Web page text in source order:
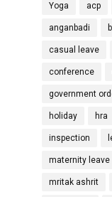
Yoga acp
anganbadi
casual leave
conference
government
holiday hra
inspection
maternity leave
mritak ashrit